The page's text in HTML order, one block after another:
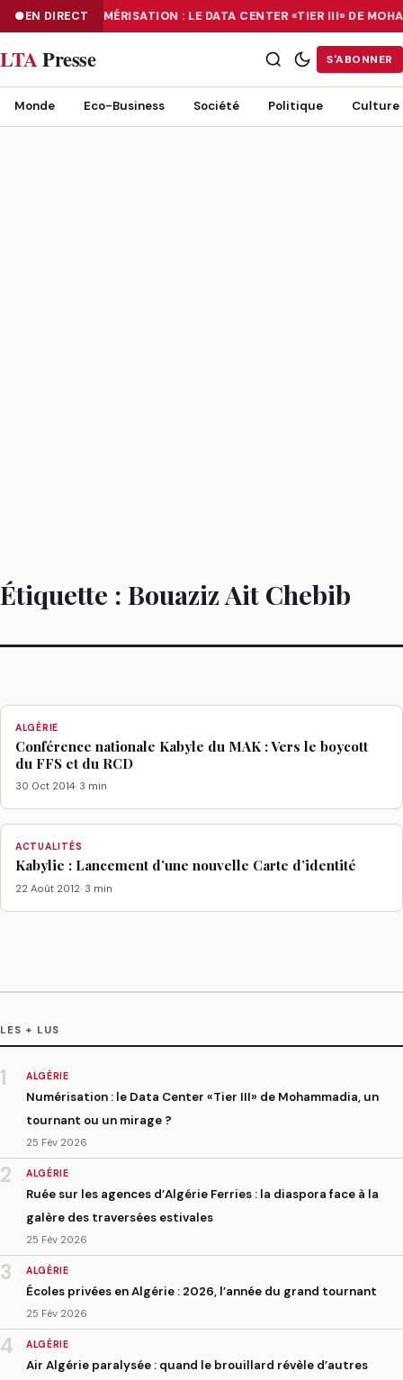
EN DIRECTNUMÉRISATION : LE DATA CENTER «TIER III» DE
NUMÉRISATION : LE DATA CENTER «TIER III» DE MOHAMMADIA, UN
LTAPresse S'ABONNER
Monde Eco-Business Société Politique Culture
Étiquette : Bouaziz Ait Chebib
ALGÉRIE
Conférence nationale Kabyle du MAK : Vers le boycott
du FFS et du RCD
30 Oct 2014· 3 min
ACTUALITÉS
Kabylie : Lancement d’une nouvelle Carte d’identité
22 Août 2012· 3 min
LES + LUS
1 ALGÉRIE
Numérisation : le Data Center «Tier III» de Mohammadia, un
tournant ou un mirage ?
25 Fév 2026
2 ALGÉRIE
Ruée sur les agences d’Algérie Ferries : la diaspora face à la
galère des traversées estivales
25 Fév 2026
3 ALGÉRIE
Écoles privées en Algérie : 2026, l’année du grand tournant
25 Fév 2026
4 ALGÉRIE
Air Algérie paralysée : quand le brouillard révèle d’autres